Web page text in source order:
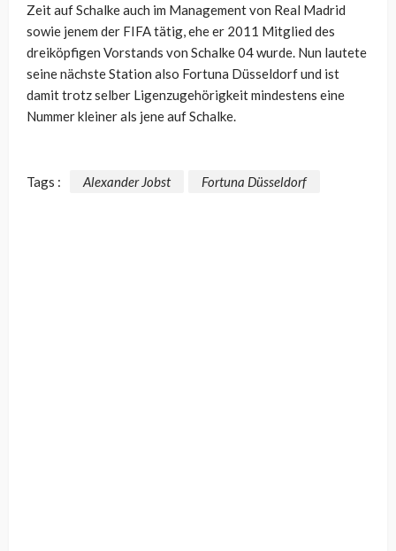
Zeit auf Schalke auch im Management von Real Madrid
sowie jenem der FIFA tätig, ehe er 2011 Mitglied des
dreiköpfigen Vorstands von Schalke 04 wurde. Nun lautete
seine nächste Station also Fortuna Düsseldorf und ist
damit trotz selber Ligenzugehörigkeit mindestens eine
Nummer kleiner als jene auf Schalke.
Tags : Alexander Jobst Fortuna Düsseldorf